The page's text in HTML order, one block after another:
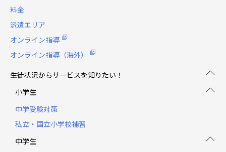
料金
派遣エリア
オンライン指導
オンライン指導（海外）
生徒状況からサービスを知りたい！
小学生
中学受験対策
私立・国立小学校補習
中学生